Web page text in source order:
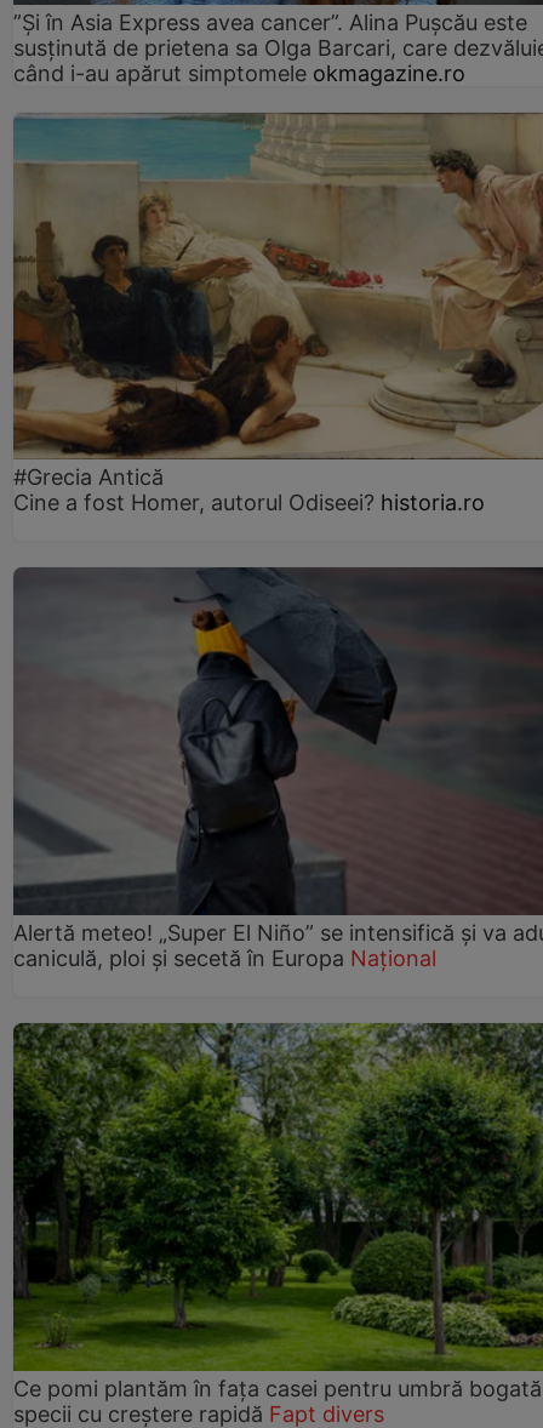
”Și în Asia Express avea cancer”. Alina Pușcău este
susținută de prietena sa Olga Barcari, care
când i-au apărut simptomele okmagazine.ro
#Grecia Antică
Cine a fost Homer, autorul Odiseei? historia.ro
Alertă meteo! „Super El Niño” se intensifică și va
caniculă, ploi și secetă în Europa Național
Ce pomi plantăm în fața casei pentru umbră
specii cu creștere rapidă Fapt divers